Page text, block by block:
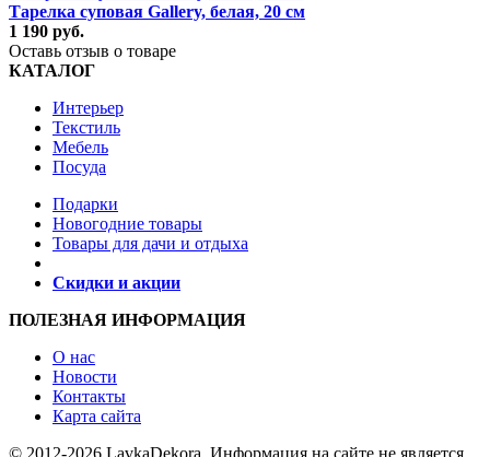
Тарелка суповая Gallery, белая, 20 см
1 190 руб.
Оставь отзыв о товаре
КАТАЛОГ
Интерьер
Текстиль
Мебель
Посуда
Подарки
Новогодние товары
Товары для дачи и отдыха
Скидки и акции
ПОЛЕЗНАЯ ИНФОРМАЦИЯ
О нас
Новости
Контакты
Карта сайта
© 2012-2026 LavkaDekora. Информация на сайте не является